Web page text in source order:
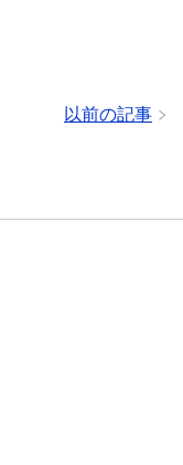
以前の記事